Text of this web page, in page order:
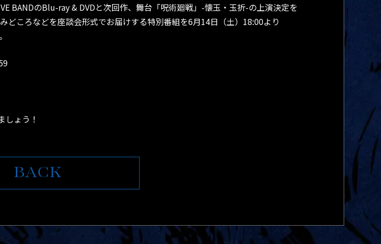
BANDのBlu-ray & DVDと次回作、舞台「呪術廻戦」-懐玉・玉折-の上演決定を
ころなどを座談会形式でお届けする特別番組を6月14日（土）18:00より
ょう！
BACK